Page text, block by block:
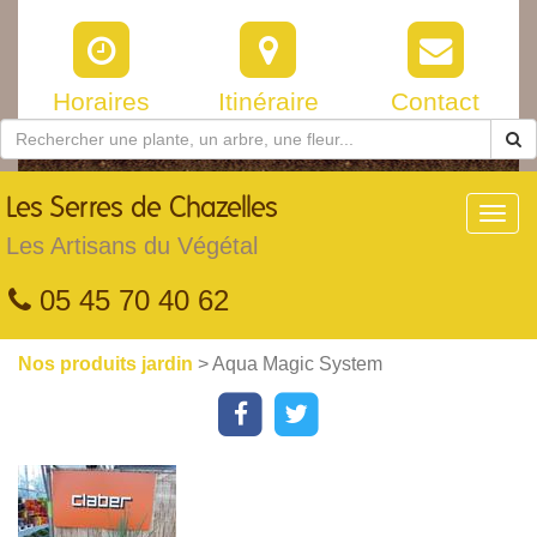
Horaires Itinéraire Contact
Les Serres de Chazelles
Les Artisans du Végétal
05 45 70 40 62
Nos produits jardin > Aqua Magic System